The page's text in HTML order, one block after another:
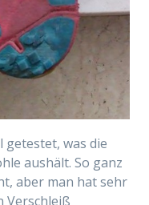
getestet, was die
aushält. So ganz
aber man hat sehr
Verschleiß